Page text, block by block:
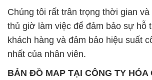
Chúng tôi rất trân trọng thời gian và
thủ giờ làm việc để đảm bảo sự hỗ
khách hàng và đảm bảo hiệu suất
nhất của nhân viên.
BẢN ĐỒ MAP TẠI CÔNG TY HÓA